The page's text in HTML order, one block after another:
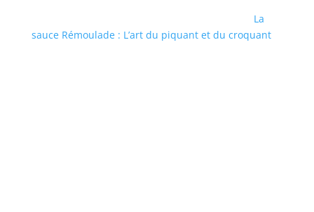
La
sauce Rémoulade : L’art du piquant et du croquant